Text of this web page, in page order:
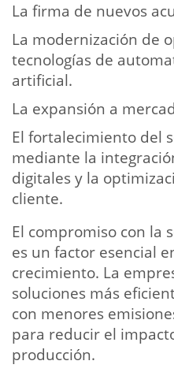
La firma de nuevos
La modernización de
tecnologías de
artificial.
La expansión a
El fortalecimiento del
mediante la
digitales y la
cliente.
El compromiso con la
es un factor esencial
crecimiento. La
soluciones más
con menores
para reducir el
producción.